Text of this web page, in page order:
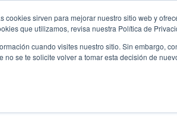
cookies sirven para mejorar nuestro sitio web y
que utilizamos, revisa nuestra Política de
cuando visites nuestro sitio. Sin embargo,
se te solicite volver a tomar esta decisión de